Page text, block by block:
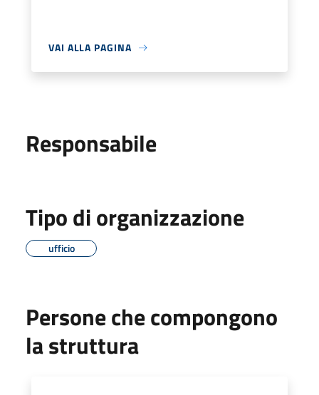
VAI ALLA PAGINA
Responsabile
Tipo di organizzazione
ufficio
Persone che compongono
la struttura